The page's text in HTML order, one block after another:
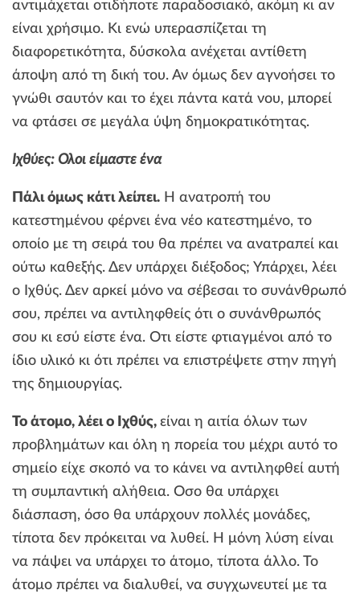
αντιμάχεται οτιδήποτε παραδοσιακό, ακόμη κι αν
είναι χρήσιμο. Κι ενώ υπερασπίζεται τη
διαφορετικότητα, δύσκολα ανέχεται αντίθετη
άποψη από τη δική του. Αν όμως δεν αγνοήσει το
γνώθι σαυτόν και το έχει πάντα κατά νου, μπορεί
να φτάσει σε μεγάλα ύψη δημοκρατικότητας.
Ιχθύες: Ολοι είμαστε ένα
Πάλι όμως κάτι λείπει. Η ανατροπή του
κατεστημένου φέρνει ένα νέο κατεστημένο, το
οποίο με τη σειρά του θα πρέπει να ανατραπεί και
ούτω καθεξής. Δεν υπάρχει διέξοδος; Υπάρχει, λέει
ο Ιχθύς. Δεν αρκεί μόνο να σέβεσαι το συνάνθρωπό
σου, πρέπει να αντιληφθείς ότι ο συνάνθρωπός
σου κι εσύ είστε ένα. Οτι είστε φτιαγμένοι από το
ίδιο υλικό κι ότι πρέπει να επιστρέψετε στην πηγή
της δημιουργίας.
Το άτομο, λέει ο Ιχθύς, είναι η αιτία όλων των
προβλημάτων και όλη η πορεία του μέχρι αυτό το
σημείο είχε σκοπό να το κάνει να αντιληφθεί αυτή
τη συμπαντική αλήθεια. Οσο θα υπάρχει
διάσπαση, όσο θα υπάρχουν πολλές μονάδες,
τίποτα δεν πρόκειται να λυθεί. Η μόνη λύση είναι
να πάψει να υπάρχει το άτομο, τίποτα άλλο. Το
άτομο πρέπει να διαλυθεί, να συγχωνευτεί με τα